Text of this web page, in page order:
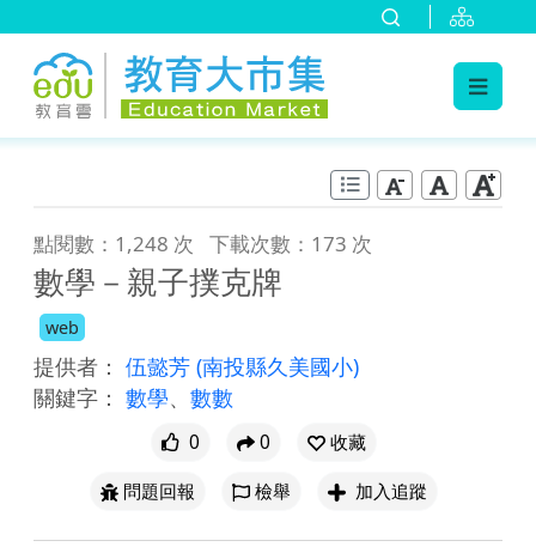
點閱數：1,248 次 下載次數：173 次
數學－親子撲克牌
web
提供者： 伍懿芳 (南投縣久美國小)
關鍵字： 數學、 數數
0 0
收藏
問題回報
檢舉 加入追蹤